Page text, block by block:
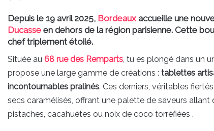
Depuis le 19 avril 2025, Bordeaux accueille une
Ducasse en dehors de la région parisienne. Cette
chef triplement étoilé.
Située au 68 rue des Remparts, tu es plongé dans un
propose une large gamme de créations : tablettes
incontournables pralinés. Ces derniers, véritables
secs caramélisés, offrant une palette de saveurs
pistaches, cacahuètes ou noix de coco torréfiées .